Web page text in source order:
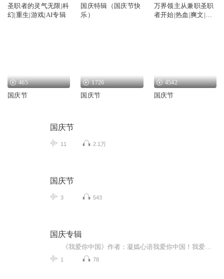
圣职者的灵气无限|科
幻|重生|游戏|AI专辑
国庆特辑（国庆节快
乐）
万界领主从兼职圣职
者开始|热血|爽文|奇
465
国庆节
1726
国庆节
4542
国庆节
国庆节
11 2.1万
国庆节
3 543
国庆专辑
1 78